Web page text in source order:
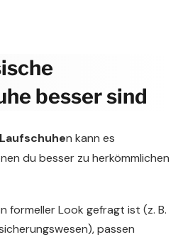
besser sind
Laufschuhen kann es
du besser zu herkömmlichen
formeller Look gefragt ist (z. B.
passen